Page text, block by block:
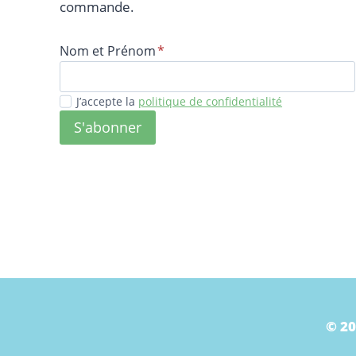
commande.
Nom et Prénom*
J’accepte la politique de confidentialité
S'abonner
©